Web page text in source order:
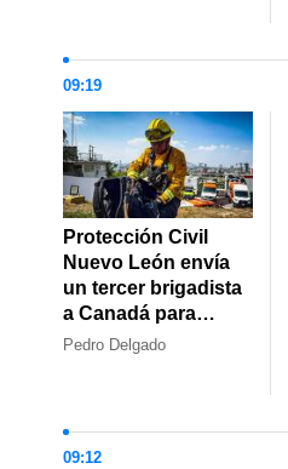
09:19
Protección Civil
Nuevo León envía
un tercer brigadista
a Canadá para
enfrentar incendios
Pedro Delgado
09:12